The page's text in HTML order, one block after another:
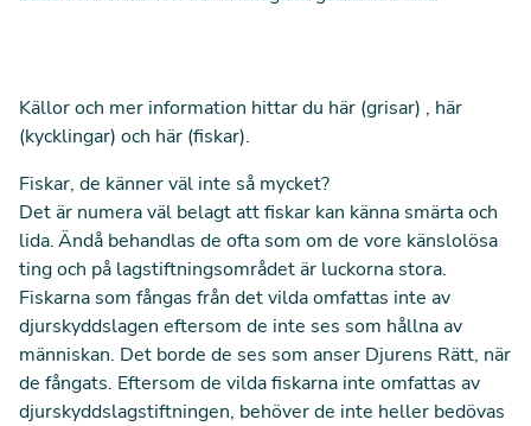
Källor och mer information hittar du här (grisar) , här
(kycklingar) och här (fiskar).
Fiskar, de känner väl inte så mycket?
Det är numera väl belagt att fiskar kan känna smärta och
lida.Ändå behandlas de ofta som om de vore känslolösa
ting och på lagstiftningsområdet är luckorna stora.
Fiskarna som fångas från det vilda omfattas inte av
djurskyddslagen eftersom de inte ses som hållna av
människan. Det borde de ses som anser Djurens Rätt, när
de fångats. Eftersom de vilda fiskarna inte omfattas av
djurskyddslagstiftningen, behöver de inte heller bedövas